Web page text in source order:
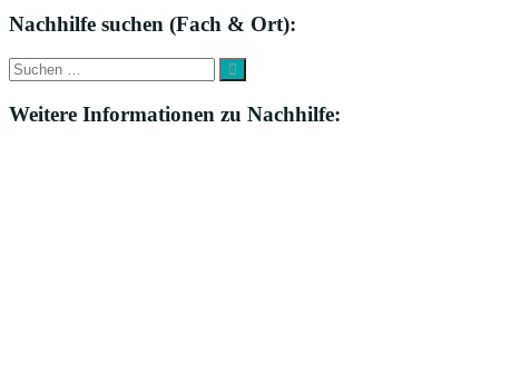
Nachhilfe suchen (Fach & Ort):
Suche
nach:
Suchen
Weitere Informationen zu Nachhilfe: